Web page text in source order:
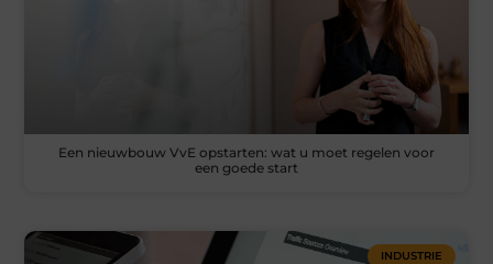
Een nieuwbouw VvE opstarten: wat u moet regelen voor
een goede start
INDUSTRIE